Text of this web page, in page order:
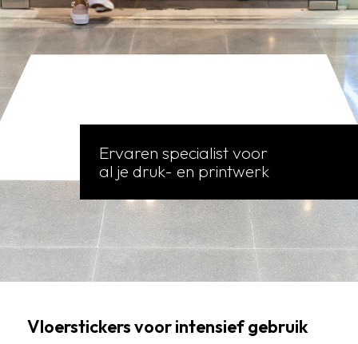
Ervaren specialist voor
al je druk- en printwerk
Vloerstickers voor intensief gebruik